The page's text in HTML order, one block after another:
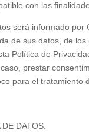
con las
será informado por
de sus datos, de los
Política de
prestar
para el tratamiento
DATOS.